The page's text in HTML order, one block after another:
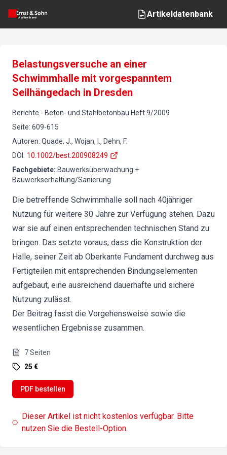
Artikeldatenbank
Belastungsversuche an einer
Schwimmhalle mit vorgespanntem
Seilhängedach in Dresden
Berichte - Beton- und Stahlbetonbau Heft9/2009
Seite: 609-615
Autoren: Quade, J., Wojan, I., Dehn, F.
DOI : 10.1002/best.200908249
Fachgebiete: Bauwerksüberwachung +
Bauwerkserhaltung/Sanierung
Die betreffende Schwimmhalle soll nach 40jähriger
Nutzung für weitere 30 Jahre zur Verfügung stehen. Dazu
war sie auf einen entsprechenden technischen Stand zu
bringen. Das setzte voraus, dass die Konstruktion der
Halle, seiner Zeit ab Oberkante Fundament durchweg aus
Fertigteilen mit entsprechenden Bindungselementen
aufgebaut, eine ausreichend dauerhafte und sichere
Nutzung zulässt.
Der Beitrag fasst die Vorgehensweise sowie die
wesentlichen Ergebnisse zusammen.
7Seiten
25 €
PDF bestellen
Dieser Artikel ist nicht kostenlos verfügbar. Bitte
nutzen Sie die Bestell-Option.